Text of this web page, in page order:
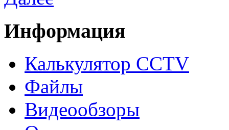
Информация
Калькулятор CCTV
Файлы
Видеообзоры